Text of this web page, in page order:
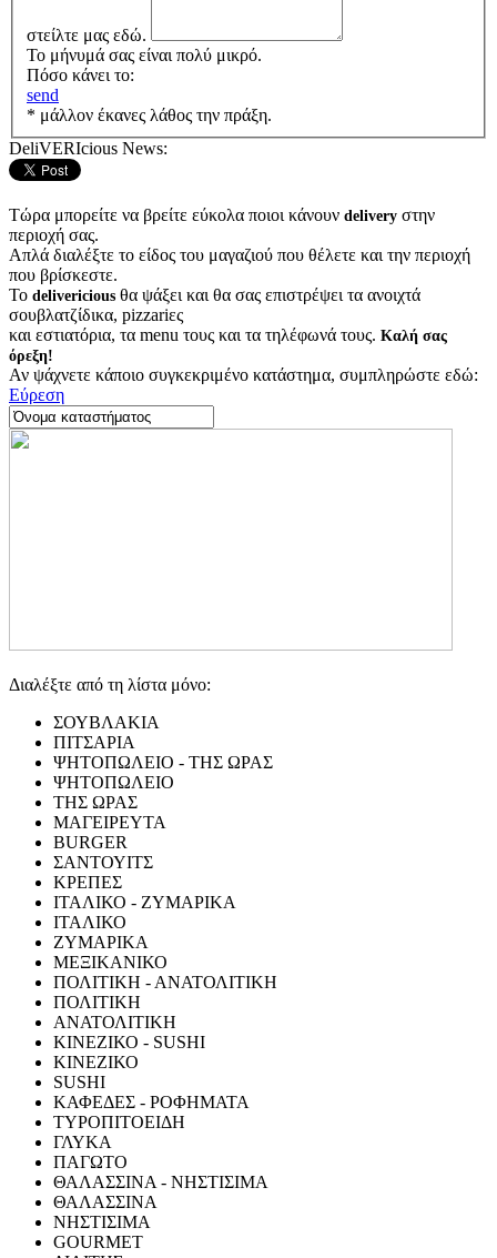
στείλτε μας εδώ.
Το μήνυμά σας είναι πολύ μικρό.
Πόσο κάνει το:
send
* μάλλον έκανες λάθος την πράξη.
DeliVERIcious News:
Τώρα μπορείτε να βρείτε εύκολα ποιοι κάνουν delivery στην
περιοχή σας.
Απλά διαλέξτε το είδος του μαγαζιού που θέλετε και την περιοχή
που βρίσκεστε.
Το delivericious θα ψάξει και θα σας επιστρέψει τα ανοιχτά
σουβλατζίδικα, pizzariες
και εστιατόρια, τα menu τους και τα τηλέφωνά τους. Καλή σας
όρεξη!
Αν ψάχνετε κάποιο συγκεκριμένο κατάστημα, συμπληρώστε εδώ:
Εύρεση
Διαλέξτε από τη λίστα μόνο:
ΣΟΥΒΛΑΚΙΑ
ΠΙΤΣΑΡΙΑ
ΨΗΤΟΠΩΛΕΙΟ - ΤΗΣ ΩΡΑΣ
ΨΗΤΟΠΩΛΕΙΟ
ΤΗΣ ΩΡΑΣ
ΜΑΓΕΙΡΕΥΤΑ
BURGER
ΣΑΝΤΟΥΙΤΣ
ΚΡΕΠΕΣ
ΙΤΑΛΙΚΟ - ΖΥΜΑΡΙΚΑ
ΙΤΑΛΙΚΟ
ΖΥΜΑΡΙΚΑ
ΜΕΞΙΚΑΝΙΚΟ
ΠΟΛΙΤΙΚΗ - ΑΝΑΤΟΛΙΤΙΚΗ
ΠΟΛΙΤΙΚΗ
ΑΝΑΤΟΛΙΤΙΚΗ
ΚΙΝΕΖΙΚΟ - SUSHI
ΚΙΝΕΖΙΚΟ
SUSHI
ΚΑΦΕΔΕΣ - ΡΟΦΗΜΑΤΑ
ΤΥΡΟΠΙΤΟΕΙΔΗ
ΓΛΥΚΑ
ΠΑΓΩΤΟ
ΘΑΛΑΣΣΙΝΑ - ΝΗΣΤΙΣΙΜΑ
ΘΑΛΑΣΣΙΝΑ
ΝΗΣΤΙΣΙΜΑ
GOURMET